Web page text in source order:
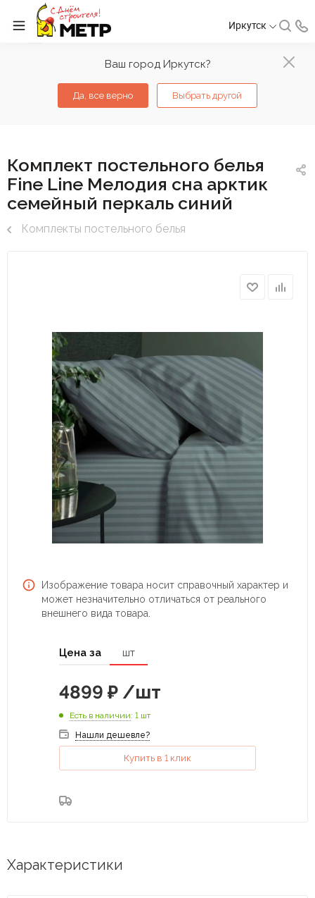
Ваш город Иркутск?
Да, все верно Выбрать другой
Иркутск
Комплект постельного белья
Fine Line Мелодия сна арктик
семейный перкаль синий
Комплекты постельного белья
Изображение товара носит справочный характер и
может незначительно отличаться от реального
внешнего вида товара.
Цена за шт
4899 ₽ /шт
Есть в наличии: 1 шт
Нашли дешевле?
Купить в 1 клик
Характеристики